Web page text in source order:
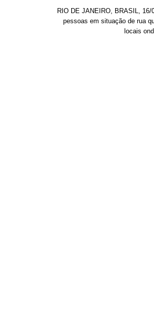
RIO DE JANEIRO, BRASIL, 16/
pessoas em situação de rua
locais